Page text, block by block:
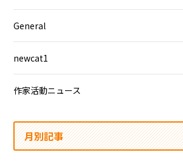
General
newcat1
作家活動ニュース
月別記事